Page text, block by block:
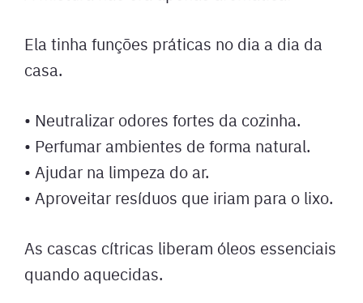
Ela tinha funções práticas no dia a dia da
casa.
• Neutralizar odores fortes da cozinha.
• Perfumar ambientes de forma natural.
• Ajudar na limpeza do ar.
• Aproveitar resíduos que iriam para o lixo.
As cascas cítricas liberam óleos essenciais
quando aquecidas.